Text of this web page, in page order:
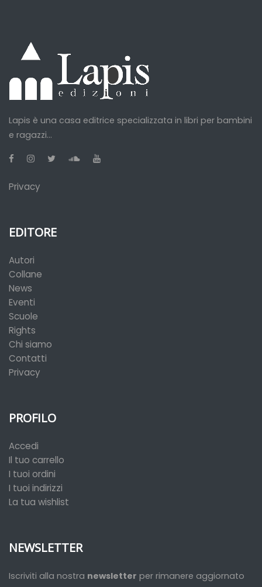
Lapis è una casa editrice specializzata in libri per bambini
e ragazzi...
Privacy
EDITORE
Autori
Collane
News
Eventi
Scuole
Rights
Chi siamo
Contatti
Privacy
PROFILO
Accedi
Il tuo carrello
I tuoi ordini
I tuoi indirizzi
La tua wishlist
NEWSLETTER
Iscriviti alla nostra newsletter per rimanere aggiornato